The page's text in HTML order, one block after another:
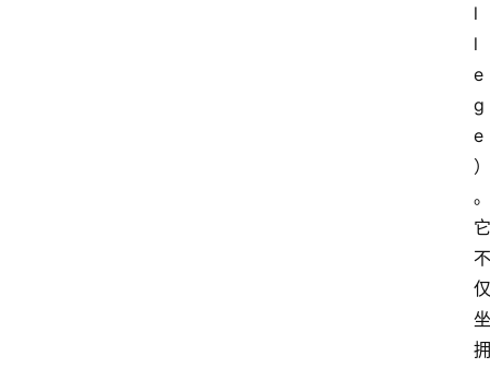
l
l
e
g
e
）
。
它
不
仅
坐
拥